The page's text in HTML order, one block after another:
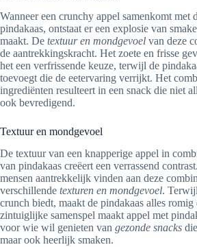
Wanneer een crunchy appel samenkomt met
pindakaas, ontstaat er een explosie van
maakt. De textuur en mondgevoel van deze
de aantrekkingskracht. Het zoete en frisse
het een verfrissende keuze, terwijl de
toevoegt die de eetervaring verrijkt. Het
ingrediënten resulteert in een snack die niet
ook bevredigend.
Textuur en mondgevoel
De textuur van een knapperige appel in
van pindakaas creëert een verrassend
mensen aantrekkelijk vinden aan deze
verschillende texturen en mondgevoel.
crunch biedt, maakt de pindakaas alles
zintuiglijke samenspel maakt appel met
voor wie wil genieten van gezonde snacks
maar ook heerlijk smaken.